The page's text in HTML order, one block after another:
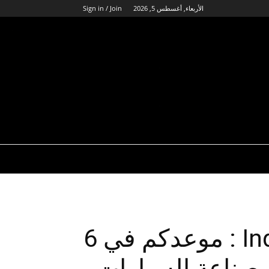
الأربعاء, أغسطس 5, 2026 Sign in / Join
Industry Innovation Day : موعدكم في 6